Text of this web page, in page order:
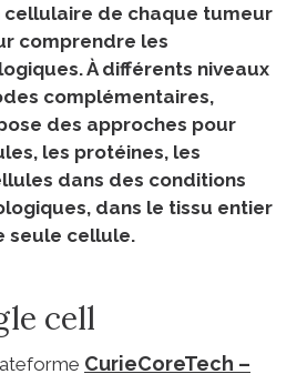
de chaque tumeur
comprendre les
À différents niveaux
complémentaires,
des approches pour
les protéines, les
dans des conditions
dans le tissu entier
seule cellule.
cell
CurieCoreTech –